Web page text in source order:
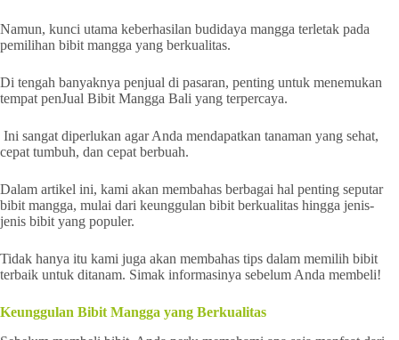
Namun, kunci utama keberhasilan budidaya mangga terletak pada
pemilihan bibit mangga yang berkualitas.
Di tengah banyaknya penjual di pasaran, penting untuk menemukan
tempat penJual Bibit Mangga Bali yang terpercaya.
Ini sangat diperlukan agar Anda mendapatkan tanaman yang sehat,
cepat tumbuh, dan cepat berbuah.
Dalam artikel ini, kami akan membahas berbagai hal penting seputar
bibit mangga, mulai dari keunggulan bibit berkualitas hingga jenis-
jenis bibit yang populer.
Tidak hanya itu kami juga akan membahas tips dalam memilih bibit
terbaik untuk ditanam. Simak informasinya sebelum Anda membeli!
Keunggulan Bibit Mangga yang Berkualitas